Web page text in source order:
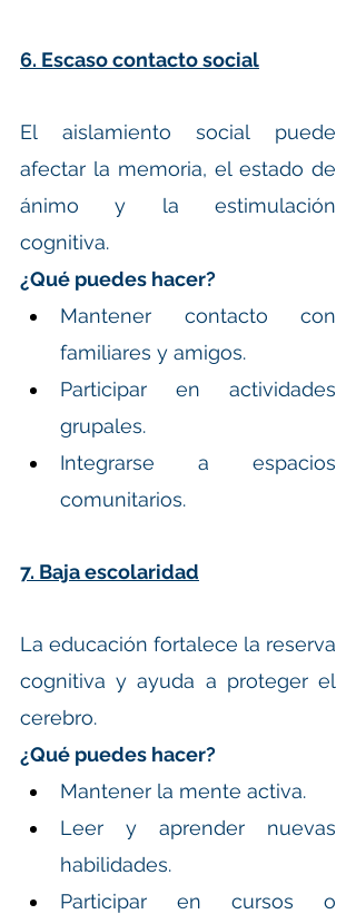
6. Escaso contacto social
El aislamiento social puede
afectar la memoria, el estado de
ánimo y la estimulación
cognitiva.
¿Qué puedes hacer?
Mantener contacto con
familiares y amigos.
Participar en actividades
grupales.
Integrarse a espacios
comunitarios.
7. Baja escolaridad
La educación fortalece la reserva
cognitiva y ayuda a proteger el
cerebro.
¿Qué puedes hacer?
Mantener la mente activa.
Leer y aprender nuevas
habilidades.
Participar en cursos o